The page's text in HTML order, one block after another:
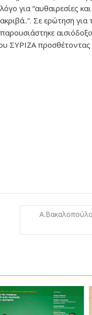
για “αυθαιρεσίες
Σε ερώτηση
ΣΥΡΙΖΑ προσθέτοντας